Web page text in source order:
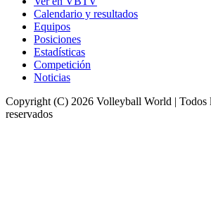
Calendario y resultados
Equipos
Posiciones
Estadísticas
Competición
Noticias
Copyright (C) 2026 Volleyball World | Todos
reservados